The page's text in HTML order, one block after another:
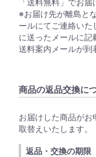
「送料無料」でお届
※お届け先が離島と
ールにてご連絡い
に送ったメールに記
送料案内メールが到
商品の返品交換に
お届けした商品がお
取替えいたします。
返品・交換の期限